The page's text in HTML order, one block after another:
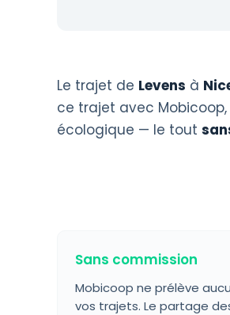
Le trajet de Levens à
ce trajet avec
écologique — le tout
Sans commission
Mobicoop ne prélève
vos trajets. Le partage